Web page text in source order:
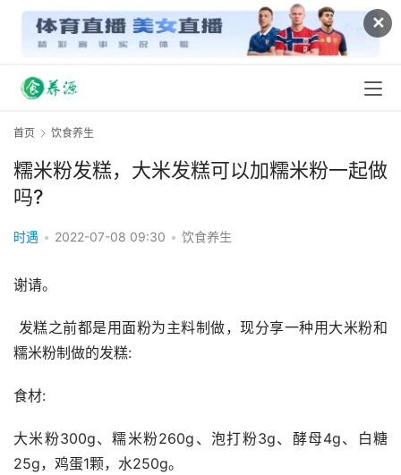
✕
首页 饮食养生
糯米粉发糕，大米发糕可以加糯米粉一起做
吗?
时遇 • 2022-07-08 09:30 • 饮食养生
谢请。
糯米粉制做的发糕:
食材:
大米粉300g、糯米粉260g、泡打粉3g、酵母4g、白糖
25g，鸡蛋1颗，水250g。